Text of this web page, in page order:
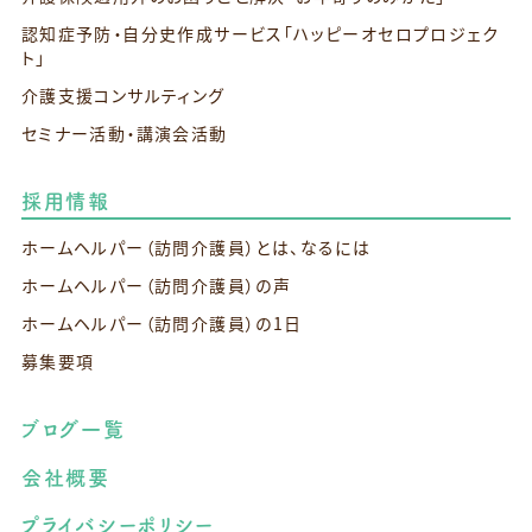
認知症予防・自分史作成サービス 「ハッピーオセロプロジェク
ト」
介護支援コンサルティング
セミナー活動・講演会活動
採用情報
ホームヘルパー（訪問介護員）とは、なるには
ホームヘルパー（訪問介護員）の声
ホームヘルパー（訪問介護員）の1日
募集要項
ブログ一覧
会社概要
プライバシーポリシー